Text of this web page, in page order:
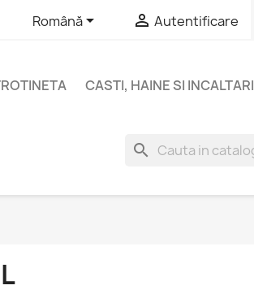
Română  Autentificare
CASTI, HAINE SI INCALTARI
search